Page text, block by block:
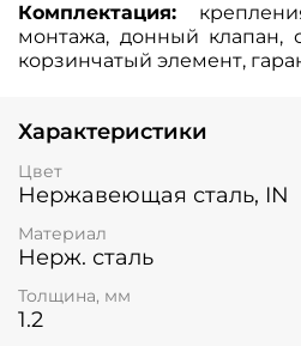
Комплектация:
монтажа, донный клапан,
корзинчатый элемент,
Характеристики
Цвет
Нержавеющая сталь, IN
Материал
Нерж. сталь
Толщина, мм
1.2